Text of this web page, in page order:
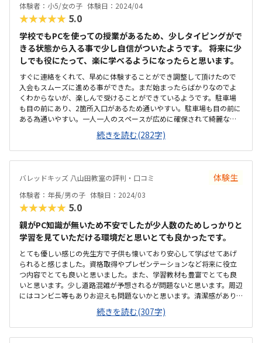
体験者：小5/女の子 体験日：2024/04
★★★★★ 5.0
学校でもPCを使っての授業があるため、少しタイピングがで
きる状態から入る事で少し自信がついたようです。 将来に少
しでも役にたって、楽に学べるようになったらと思います。
すぐに連絡をくれて、早めに体験することができ調整して頂けたので
入会もスムーズに進める事ができた。まだ始まったらばかりなのでよ
くわからないが、楽しんで受けることができているようです。駐車場
も目の前にあり、2箇所入口があるため通いやすい。駐車場も目の前に
ある為通いやすい。一人一人のスペースが広めに確保されて綺麗な為
ゆっくり、集中して学べる事ができると思う。プログラミング教室は
少し高めと思っていたので、金額相当だと思う。システム料として金
額があがる事を入会前に教えていただけたので良かった。先生が優し
い為、子供はよりやる気がでたようです。ゲーム感覚でできるのもい
続きを読む(282字)
バレッドキッズ 八山田教室の評判・口コミ 体験生
体験者：年長/男の子 体験日：2024/03
★★★★★ 5.0
親がPC知識が無いため不安でしたが少人数のためしっかりと
学習を見ていただける環境だと思いとても良かったです。
とても優しい感じの先生方で子供も懐いており安心して学ばせてあげ
られると感じました。資格取得やプレゼンテーションなど将来に役立
つ内容でとても良いと思いました。また、学習教材も豊富でとても良
いと思います。少し道路混雑が予想されるが問題ないと思います。周辺
にはコンビニ等もありお迎えも問題ないかと思います。清潔感があり
落ち着いて学習できる環境だと思いました。若干子供からするとPCの
目線が高い気はしますが問題ないと思います。振り替えなどもでき、月
4回と通わせやすい回数と思います。他の習い事と比較すると多少高い
ですが許容範囲です。初めは緊張していましたが、担当の先生が優し
続きを読む(307字)